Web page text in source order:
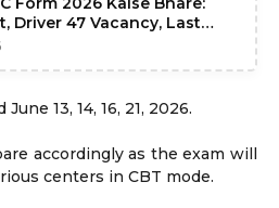
Driver 47 Vacancy, Last
13, 14, 16, 21, 2026.
accordingly as the exam will
centers in CBT mode.